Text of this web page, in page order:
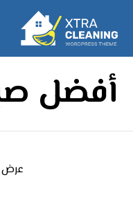
أفضل
عرض